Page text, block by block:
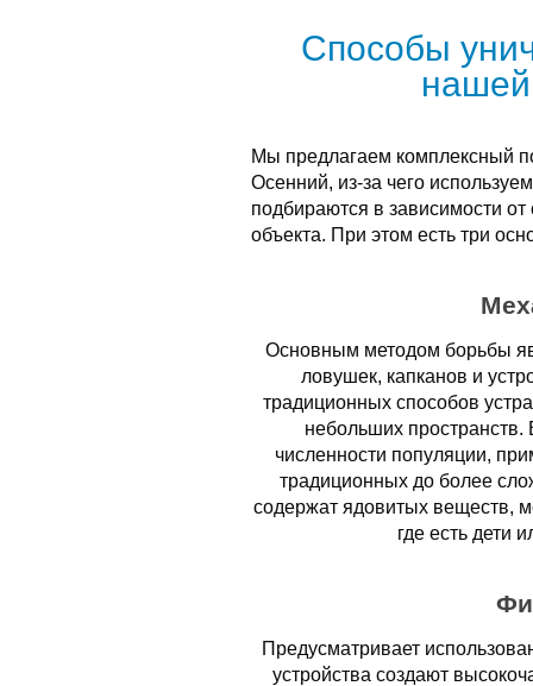
Способы
Мы предлагаем комплексный
Осенний, из-за чего
подбираются в зависимости
объекта. При этом есть три
Основным методом борьбы
ловушек, капканов и
традиционных способов
небольших
численности популяции,
традиционных до более
содержат ядовитых веществ,
где есть дети
Предусматривает
устройства создают